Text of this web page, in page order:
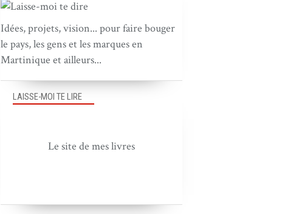
Idées, projets, vision... pour faire bouger
le pays, les gens et les marques en
Martinique et ailleurs...
LAISSE-MOI TE LIRE
Le site de mes livres